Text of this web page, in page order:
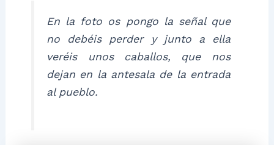
En la foto os pongo la señal que
no debéis perder y junto a ella
veréis unos caballos, que nos
dejan en la antesala de la entrada
al pueblo.